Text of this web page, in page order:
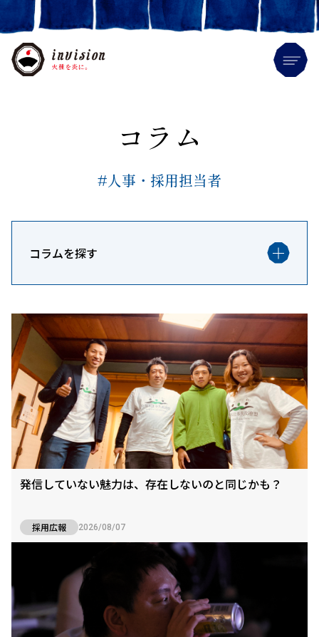
コラム
#人事・採用担当者
コラムを探す
発信していない魅力は、存在しないのと同じかも？
採用広報 2026/08/07